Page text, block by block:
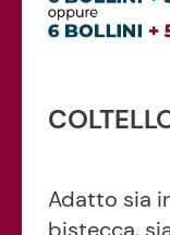
Adatto sia
bistecca,